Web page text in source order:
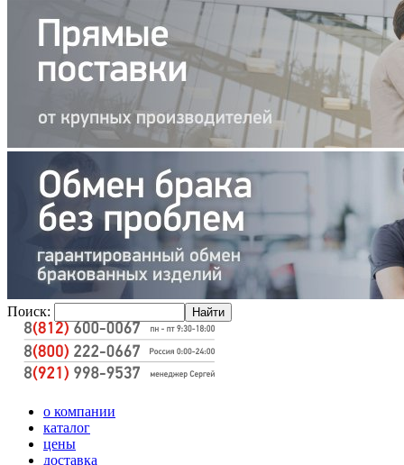
Поиск:
о компании
каталог
цены
доставка